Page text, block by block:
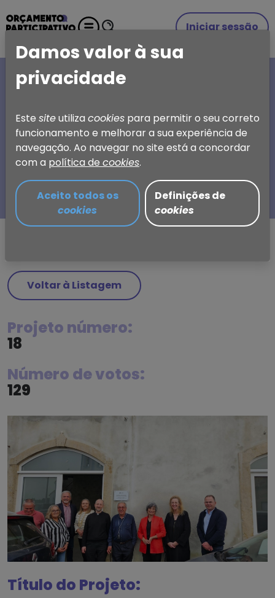
Iniciar sessão
ESCOLHA
Orçamento Participativo
de Torres Vedras
Voltar à Listagem
Projeto número:
18
Número de votos:
129
Título do Projeto:
Damos valor à sua
privacidade
Este siteutiliza cookies para permitir o seu correto
funcionamento e melhorar a sua experiência de
navegação. Ao navegar no site está a concordar
com a política de cookies.
Aceito todos os
cookies
Definições de
cookies